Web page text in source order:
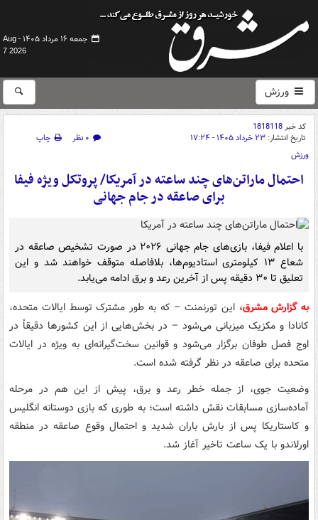
جمعه ۱۶ مرداد ۱۴۰۵ -
Aug
7 2026
ورزش
کد خبر1818118
تاریخ انتشار: ۲۳ خرداد ۱۴۰۵ - ۱۷:۲۴ ۰ نظر
چاپ
ورزش
احتمال ماراتن‌های چند ساعته در آمریکا/ پروتکل ویژه فیفا
برای صاعقه در جام جهانی
با اعلام فیفا، بازی‌های جام جهانی ۲۰۲۶ در صورت تشخیص صاعقه در
شعاع ۱۳ کیلومتری استادیوم‌ها، بلافاصله متوقف خواهند شد و این
تعلیق تا ۳۰ دقیقه پس از آخرین رعد و برق ادامه می‌یابد.
به گزارش مشرق، این تورنمنت – که به طور مشترک توسط ایالات متحده،
کانادا و مکزیک میزبانی می‌شود – در بخش‌هایی از این کشورها دقیقاً در
اوج فصل طوفان برگزار می‌شود و قوانین سخت‌گیرانه‌ای به ویژه در ایالات
متحده برای صاعقه در نظر گرفته شده است.
وضعیت جوی، از جمله خطر رعد و برق، پیش از این هم در مرحله
آماده‌سازی مسابقات نقش داشته است؛ به طوری که بازی دوستانه انگلیس
و کاستاریکا پس از بارش باران شدید و احتمال وقوع صاعقه در منطقه
اورلاندو با یک ساعت تاخیر آغاز شد.